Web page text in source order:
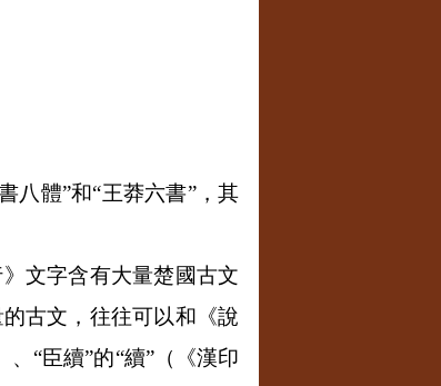
八體”和“王莽六書”，其
文字含有大量楚國古文
古文，往往可以和《說
“臣續”的“續”（《漢印